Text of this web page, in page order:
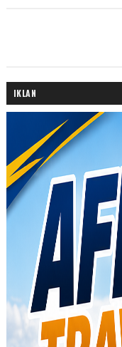
IKLAN